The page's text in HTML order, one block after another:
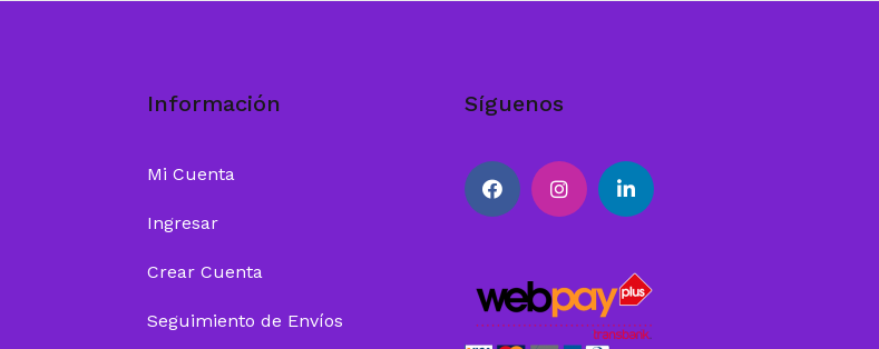
Información
Mi Cuenta
Ingresar
Crear Cuenta
Seguimiento de Envíos
Síguenos